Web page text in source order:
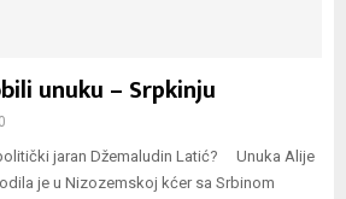
unuku – Srpkinju
0
jaran Džemaludin Latić? Unuka Alije
je u Nizozemskoj kćer sa Srbinom